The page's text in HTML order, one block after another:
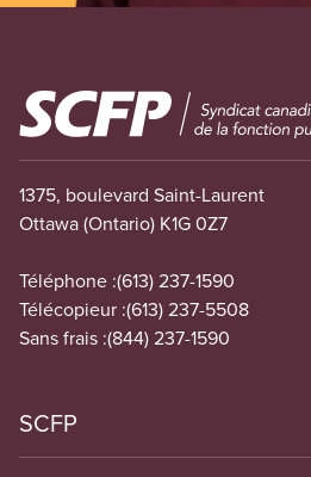
Image
1375, boulevard Saint-Laurent
Ottawa (Ontario) K1G 0Z7
Téléphone :(613) 237-1590
Télécopieur :(613) 237-5508
Sans frais :(844) 237-1590
SCFP